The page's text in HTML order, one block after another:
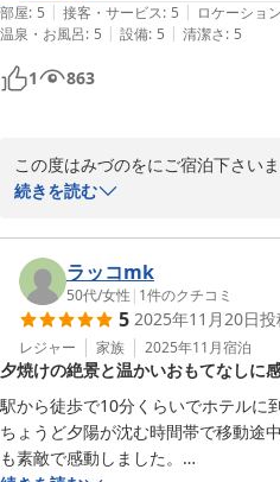
味しかった。量も丁度良かったです。
お風呂も広々として、とくに露天風
ることができ、気持ち良く入れました
部屋: 5 | 接客・サービス: 5 | ロケーション
温泉・お風呂: 5 | 設備: 5 | 清潔さ: 5
1 863
この度はみづのをにご宿泊下さい
す。またクチコミをお寄せ下さり
で大変うれしく思っております。
見晴らしがよくお食事もより一層
ます。スタッフの接遇につきまし
りがとうございます。本当に励み
が、多くのお客様に喜んでいいた
も日ごとに暖かくなり春が近づい
したら、ぜひお越しくださいませ
す。　　　女将
犬山温泉 旬樹庵 八勝閣みづのを
続きを読む
ラッコmk
50代/女性 | 1件のクチコミ
5 2025年11月20日
レジャー 家族 2025年11月宿泊
夕焼けの絶景と温かいおもてなしに
駅から徒歩で10分くらいでホテルに
ちょうど夕陽が沈む時間帯で移動途
も素敵で感動しました。